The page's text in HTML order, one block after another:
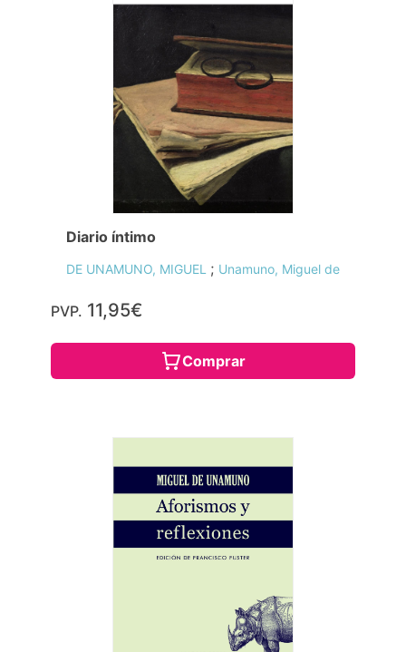
Diario íntimo
DE UNAMUNO, MIGUEL ; Unamuno, Miguel de
PVP. 11,95€
Comprar